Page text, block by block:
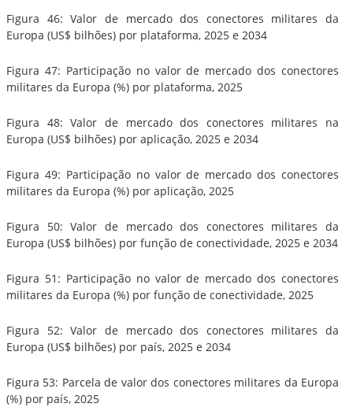
Figura 46: Valor de mercado dos conectores militares da
Europa (US$ bilhões) por plataforma, 2025 e 2034
Figura 47: Participação no valor de mercado dos conectores
militares da Europa (%) por plataforma, 2025
Figura 48: Valor de mercado dos conectores militares na
Europa (US$ bilhões) por aplicação, 2025 e 2034
Figura 49: Participação no valor de mercado dos conectores
militares da Europa (%) por aplicação, 2025
Figura 50: Valor de mercado dos conectores militares da
Europa (US$ bilhões) por função de conectividade, 2025 e 2034
Figura 51: Participação no valor de mercado dos conectores
militares da Europa (%) por função de conectividade, 2025
Figura 52: Valor de mercado dos conectores militares da
Europa (US$ bilhões) por país, 2025 e 2034
Figura 53: Parcela de valor dos conectores militares da Europa
(%) por país, 2025